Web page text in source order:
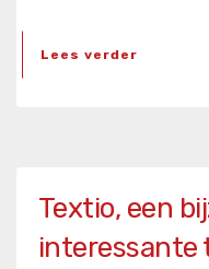
Lees verder
Textio, een
interessante